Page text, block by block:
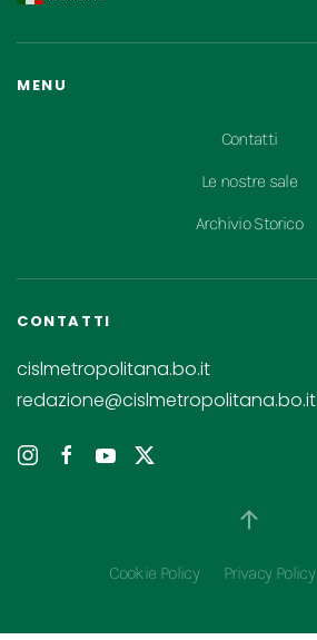
MENU
Contatti
Le nostre sale
Archivio Storico
CONTATTI
cislmetropolitana.bo.it
redazione@cislmetropolitana.bo.it
Cookie Policy Privacy Policy